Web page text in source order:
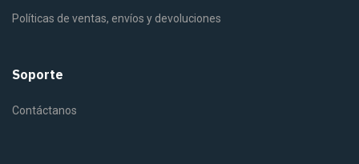
Políticas de ventas, envíos y devoluciones
Soporte
Contáctanos